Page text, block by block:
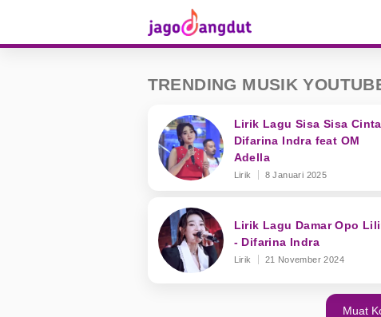
TRENDING MUSIK
Lirik Lagu Sisa Sisa
Difarina Indra feat OM
Adella
Lirik 8 Januari 2025
Lirik Lagu Damar Opo
- Difarina Indra
Lirik 21 November 2024
Muat